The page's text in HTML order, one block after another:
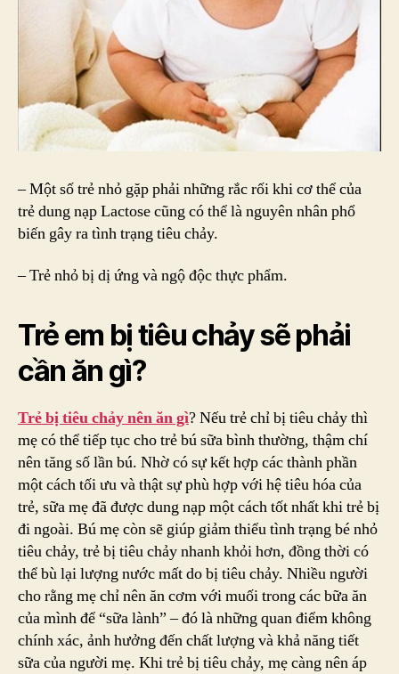
– Một số trẻ nhỏ gặp phải những rắc rối khi cơ thể của
trẻ dung nạp Lactose cũng có thể là nguyên nhân phổ
biến gây ra tình trạng tiêu chảy.
– Trẻ nhỏ bị dị ứng và ngộ độc thực phẩm.
Trẻ em bị tiêu chảy sẽ phải
cần ăn gì?
Trẻ bị tiêu chảy nên ăn gì? Nếu trẻ chỉ bị tiêu chảy thì
mẹ có thể tiếp tục cho trẻ bú sữa bình thường, thậm chí
nên tăng số lần bú. Nhờ có sự kết hợp các thành phần
một cách tối ưu và thật sự phù hợp với hệ tiêu hóa của
trẻ, sữa mẹ đã được dung nạp một cách tốt nhất khi trẻ bị
đi ngoài. Bú mẹ còn sẽ giúp giảm thiểu tình trạng bé nhỏ
tiêu chảy, trẻ bị tiêu chảy nhanh khỏi hơn, đồng thời có
thể bù lại lượng nước mất do bị tiêu chảy. Nhiều người
cho rằng mẹ chỉ nên ăn cơm với muối trong các bữa ăn
của mình để “sữa lành” – đó là những quan điểm không
chính xác, ảnh hưởng đến chất lượng và khả năng tiết
sữa của người mẹ. Khi trẻ bị tiêu chảy, mẹ càng nên áp